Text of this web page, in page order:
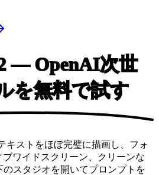
— OpenAI次世
を無料で試す
キストをほぼ完璧に描画し、フォ
ブワイドスクリーン、クリーンな
スタジオを開いてプロンプトを